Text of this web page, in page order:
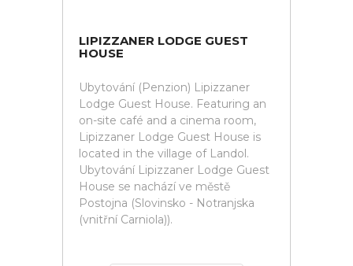
LIPIZZANER LODGE GUEST
HOUSE
Ubytování (Penzion) Lipizzaner
Lodge Guest House. Featuring an
on-site café and a cinema room,
Lipizzaner Lodge Guest House is
located in the village of Landol.
Ubytování Lipizzaner Lodge Guest
House se nachází ve městě
Postojna (Slovinsko - Notranjska
(vnitřní Carniola)).